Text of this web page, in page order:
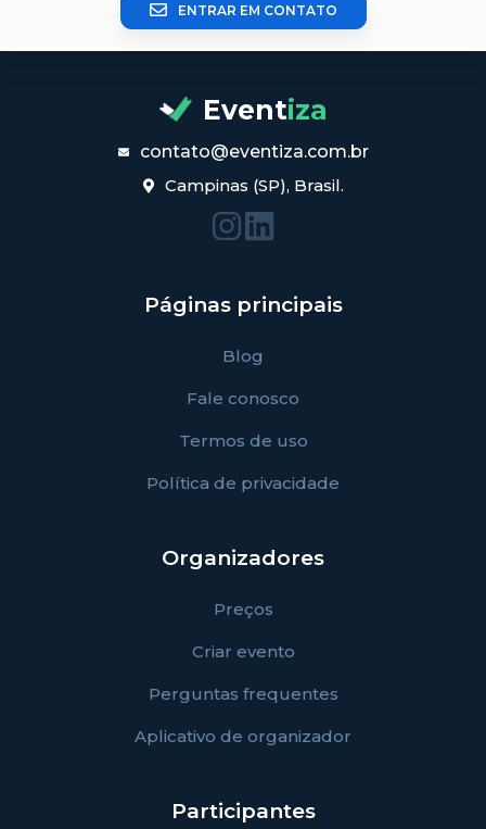
ENTRAR EM CONTATO
Eventiza
contato@eventiza.com.br
Campinas (SP), Brasil.
Páginas principais
Blog
Fale conosco
Termos de uso
Política de privacidade
Organizadores
Preços
Criar evento
Perguntas frequentes
Aplicativo de organizador
Participantes